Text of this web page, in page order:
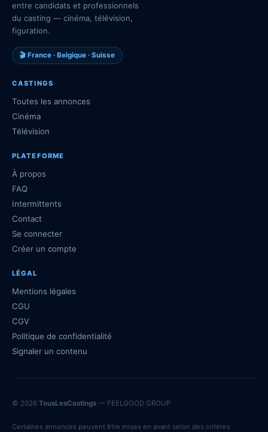
entre candidats et professionnels
du casting — cinéma, télévision,
figuration.
🎬 France · Belgique · Suisse
CASTINGS
Toutes les annonces
Cinéma
Télévision
PLATEFORME
À propos
FAQ
Intermittents
Contact
Se connecter
Créer un compte
LÉGAL
Mentions légales
CGU
CGV
Politique de confidentialité
Signaler un contenu
© 2026 TousLesCastings — FEELGOOD GROUP
Certaines annonces peuvent être mises en avant selon des critères